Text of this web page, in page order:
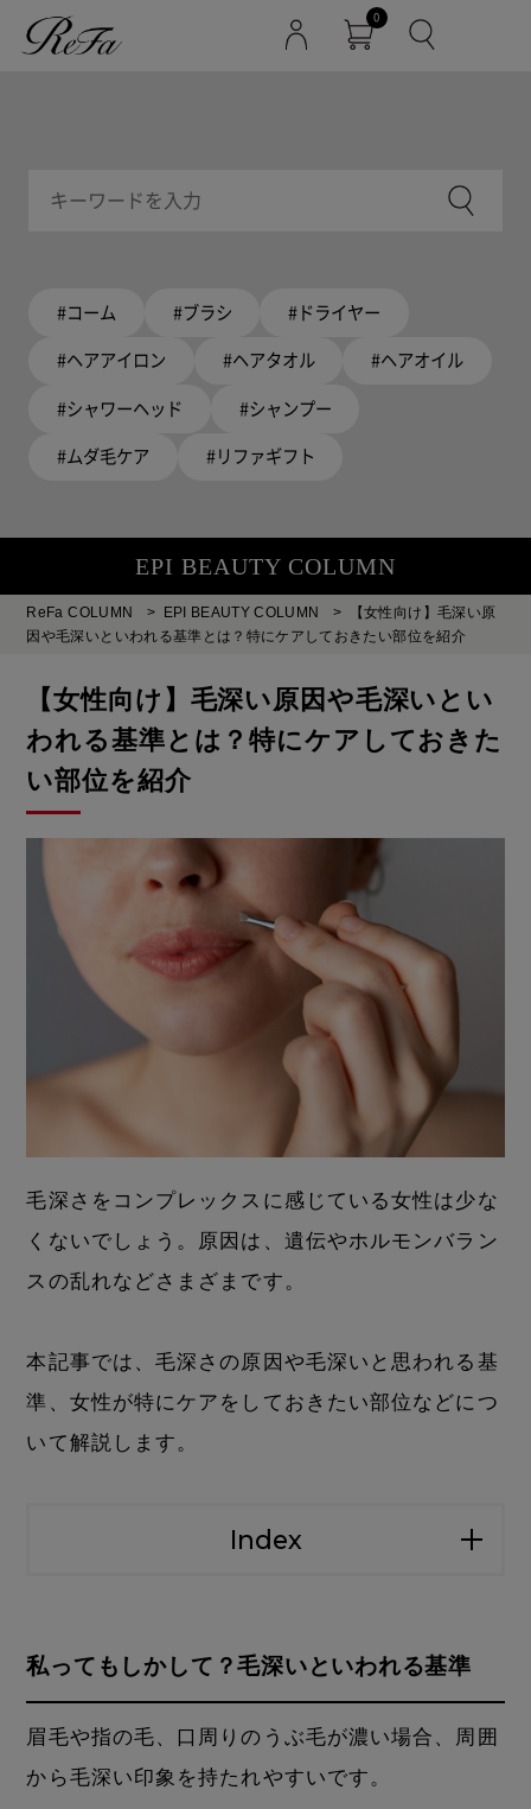
0
#コーム #ブラシ #ドライヤー
#ヘアアイロン #ヘアタオル #ヘアオイル
#シャワーヘッド #シャンプー
#ムダ毛ケア #リファギフト
EPI BEAUTY COLUMN
ReFa COLUMN > EPI BEAUTY COLUMN >
【女性向け】毛深い原
因や毛深いといわれる基準とは？特にケアしておきたい部位を紹介
【女性向け】毛深い原因や毛深いとい
われる基準とは？特にケアしておきた
い部位を紹介
毛深さをコンプレックスに感じている女性は少な
くないでしょう。原因は、遺伝やホルモンバラン
スの乱れなどさまざまです。
本記事では、毛深さの原因や毛深いと思われる基
準、女性が特にケアをしておきたい部位などにつ
いて解説します。
Index
私ってもしかして？毛深いといわれる基準
眉毛や指の毛、口周りのうぶ毛が濃い場合、周囲
から毛深い印象を持たれやすいです。